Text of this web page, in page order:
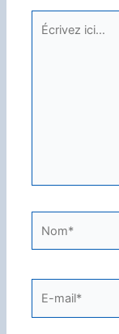
Écrivez
ici…
mail*